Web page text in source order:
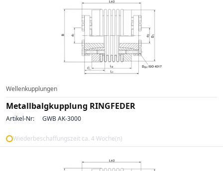
Wellenkupplungen
Metallbalgkupplung RINGFEDER
Artikel-Nr: GWB AK-3000
Wiederbeschaffungszeit ca. 4 Woche(n)